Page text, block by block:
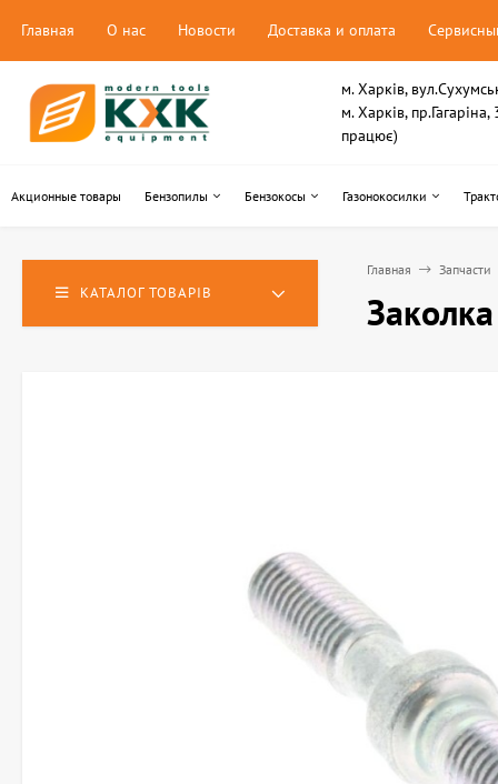
Главная О нас Новости Доставка и оплата
м. Харків,
м. Харків,
працює)
Акционные товары Бензопилы Бензокосы Газонокосилки
КАТАЛОГ ТОВАРІВ
Главная Запчасти